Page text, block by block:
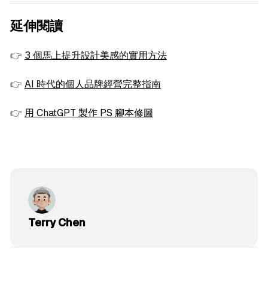
延伸閱讀
👉 3 個馬上提升設計美感的實用方法
👉 AI 時代的個人品牌經營完整指南
👉 用 ChatGPT 製作 PS 腳本修圖
Terry Chen